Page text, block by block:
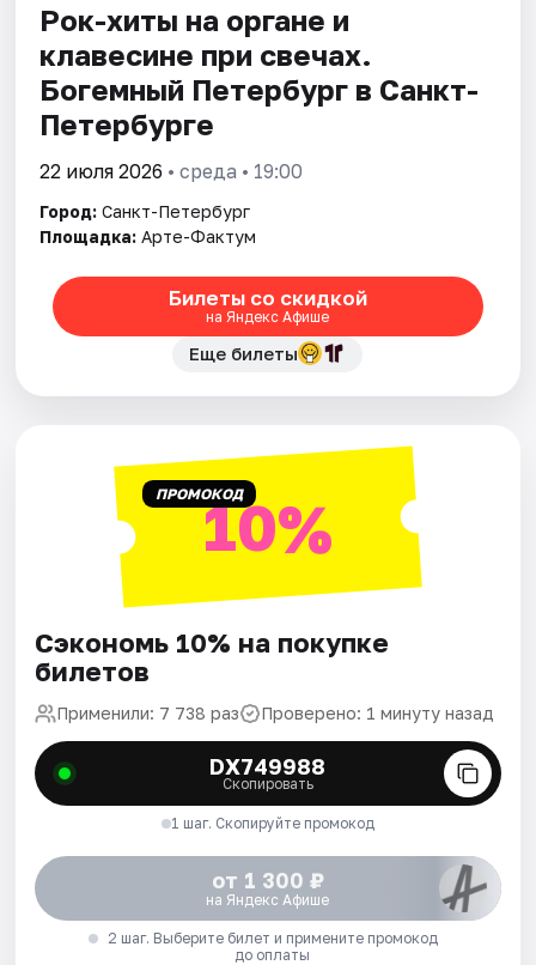
Рок-хиты на органе и
клавесине при свечах.
Богемный Петербург в Санкт-
Петербурге
22 июля 2026 • среда • 19:00
Город: Санкт-Петербург
Площадка: Арте-Фактум
Билеты со скидкой
на Яндекс Афише
Еще билеты
ПРОМОКОД10%
Сэкономь 10% на покупке
билетов
Применили: 7 738 раз Проверено: 1 минуту назад
DX749988
Скопировать
1 шаг. Скопируйте промокод
от 1 300 ₽
на Яндекс Афише
2 шаг. Выберите билет и примените промокод
до оплаты